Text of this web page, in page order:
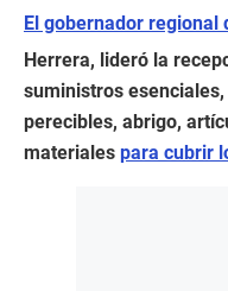
El gobernador regional
Herrera, lideró la
suministros
perecibles, abrigo,
materiales para cubrir